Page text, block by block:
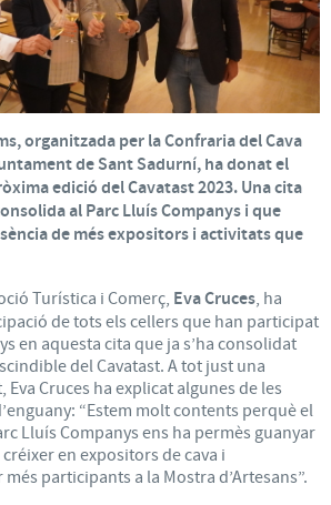
organitzada per la Confraria del Cava
de Sant Sadurní, ha donat el
edició del Cavatast 2023. Una cita
al Parc Lluís Companys i que
de més expositors i activitats que
Turística i Comerç, Eva Cruces, ha
de tots els cellers que han participat
en aquesta cita que ja s’ha consolidat
del Cavatast. A tot just una
Eva Cruces ha explicat algunes de les
“Estem molt contents perquè el
Lluís Companys ens ha permès guanyar
en expositors de cava i
participants a la Mostra d’Artesans”.